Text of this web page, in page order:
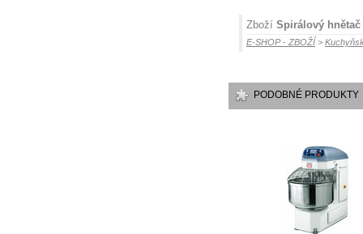
Zboží Spirálový hnětač
E-SHOP - ZBOŽÍ >
PODOBNÉ PRODUKTY